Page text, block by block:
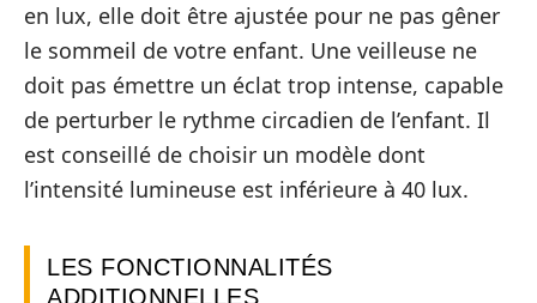
en lux, elle doit être ajustée pour ne pas gêner
le sommeil de votre enfant. Une veilleuse ne
doit pas émettre un éclat trop intense, capable
de perturber le rythme circadien de l’enfant. Il
est conseillé de choisir un modèle dont
l’intensité lumineuse est inférieure à 40 lux.
LES FONCTIONNALITÉS
ADDITIONNELLES